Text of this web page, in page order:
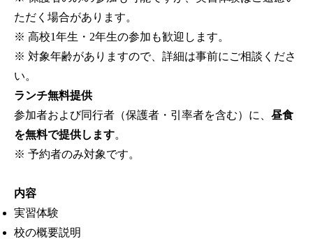
ただく場合があります。
※ 高校1年生・2年生の参加も歓迎します。
※ 対象年齢がありますので、詳細は事前にご相談くださ
い。
ランチ無料提供
参加者および同行者（保護者・引率者を含む）に、 昼食
を無料で提供します。
※ 予約者のみ対象です。
内容
実習体験
校の概要説明